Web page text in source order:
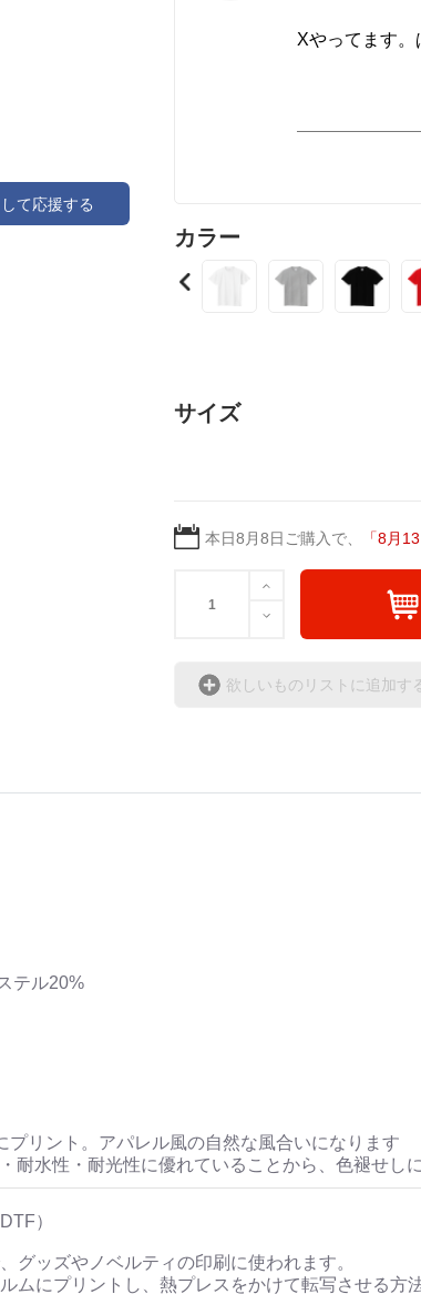
て応援する
Xやってます
カラー
サイズ
本日8月8日 ご購入で、 「8月13
欲しいものリストに追加す
テル20%
プリント。アパレル風の自然な風合いになります
耐水性・耐光性に優れていることから、色褪せし
）
グッズやノベルティの印刷に使われます。
ムにプリントし、熱プレスをかけて転写させる方